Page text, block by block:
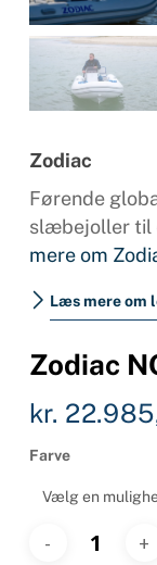
Zodiac
Førende
slæbejoller til
mere om
Læs mere om
Zodiac
kr.
Farve